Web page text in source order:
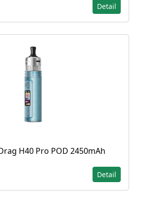
Detail
H40 Pro POD 2450mAh
Detail